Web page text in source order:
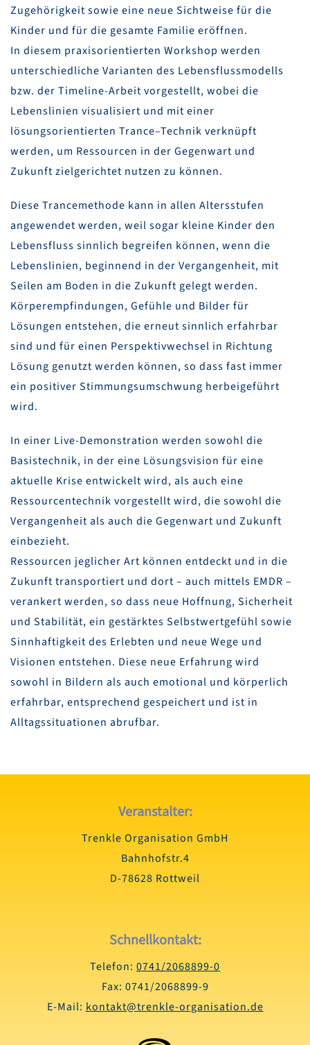
Zugehörigkeit sowie eine neue Sichtweise für die
Kinder und für die gesamte Familie eröffnen.
In diesem praxisorientierten Workshop werden
unterschiedliche Varianten des Lebensflussmodells
bzw. der Timeline-Arbeit vorgestellt, wobei die
Lebenslinien visualisiert und mit einer
lösungsorientierten Trance–Technik verknüpft
werden, um Ressourcen in der Gegenwart und
Zukunft zielgerichtet nutzen zu können.
Diese Trancemethode kann in allen Altersstufen
angewendet werden, weil sogar kleine Kinder den
Lebensfluss sinnlich begreifen können, wenn die
Lebenslinien, beginnend in der Vergangenheit, mit
Seilen am Boden in die Zukunft gelegt werden.
Körperempfindungen, Gefühle und Bilder für
Lösungen entstehen, die erneut sinnlich erfahrbar
sind und für einen Perspektivwechsel in Richtung
Lösung genutzt werden können, so dass fast immer
ein positiver Stimmungsumschwung herbeigeführt
wird.
In einer Live-Demonstration werden sowohl die
Basistechnik, in der eine Lösungsvision für eine
aktuelle Krise entwickelt wird, als auch eine
Ressourcentechnik vorgestellt wird, die sowohl die
Vergangenheit als auch die Gegenwart und Zukunft
einbezieht.
Ressourcen jeglicher Art können entdeckt und in die
Zukunft transportiert und dort – auch mittels EMDR –
verankert werden, so dass neue Hoffnung, Sicherheit
und Stabilität, ein gestärktes Selbstwertgefühl sowie
Sinnhaftigkeit des Erlebten und neue Wege und
Visionen entstehen. Diese neue Erfahrung wird
sowohl in Bildern als auch emotional und körperlich
erfahrbar, entsprechend gespeichert und ist in
Alltagssituationen abrufbar.
Veranstalter:
Trenkle Organisation GmbH
Bahnhofstr.4
D-78628 Rottweil
Schnellkontakt:
Telefon: 0741/2068899-0
Fax: 0741/2068899-9
E-Mail: kontakt@trenkle-organisation.de